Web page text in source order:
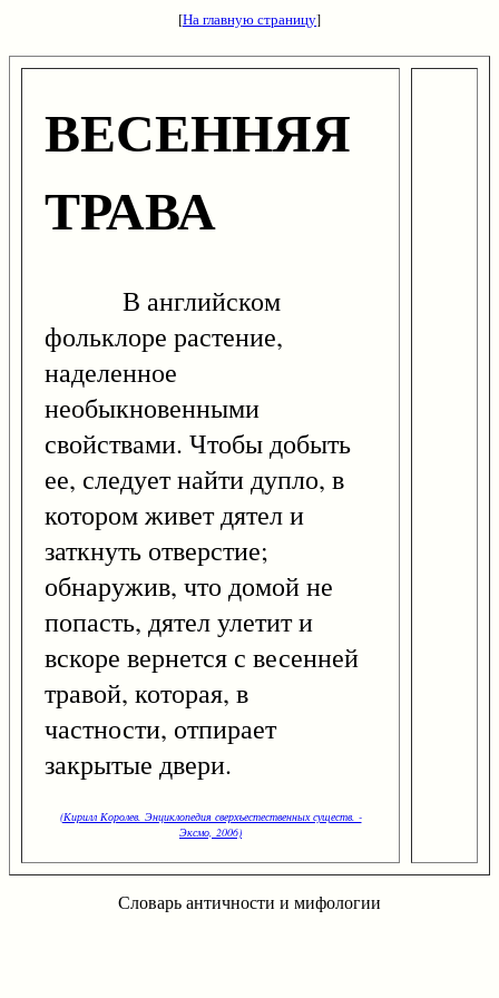
[На главную страницу]
ВЕСЕННЯЯ
ТРАВА
В английском
фольклоре растение,
наделенное
необыкновенными
свойствами. Чтобы добыть
ее, следует найти дупло, в
котором живет дятел и
заткнуть отверстие;
обнаружив, что домой не
попасть, дятел улетит и
вскоре вернется с весенней
травой, которая, в
частности, отпирает
закрытые двери.
(Кирилл Королев. Энциклопедия сверхъестественных существ. -
Эксмо, 2006)
Словарь античности и мифологии